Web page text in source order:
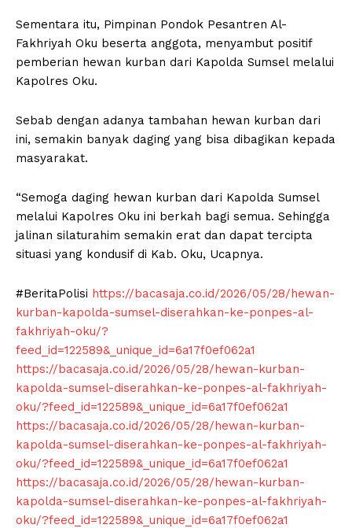
Sementara itu, Pimpinan Pondok Pesantren Al-
Fakhriyah Oku beserta anggota, menyambut positif
pemberian hewan kurban dari Kapolda Sumsel melalui
Kapolres Oku.
Sebab dengan adanya tambahan hewan kurban dari
ini, semakin banyak daging yang bisa dibagikan kepada
masyarakat.
“Semoga daging hewan kurban dari Kapolda Sumsel
melalui Kapolres Oku ini berkah bagi semua. Sehingga
jalinan silaturahim semakin erat dan dapat tercipta
situasi yang kondusif di Kab. Oku, Ucapnya.
#BeritaPolisi https://bacasaja.co.id/2026/05/28/hewan-
kurban-kapolda-sumsel-diserahkan-ke-ponpes-al-
fakhriyah-oku/?
feed_id=122589&_unique_id=6a17f0ef062a1
https://bacasaja.co.id/2026/05/28/hewan-kurban-
kapolda-sumsel-diserahkan-ke-ponpes-al-fakhriyah-
oku/?feed_id=122589&_unique_id=6a17f0ef062a1
https://bacasaja.co.id/2026/05/28/hewan-kurban-
kapolda-sumsel-diserahkan-ke-ponpes-al-fakhriyah-
oku/?feed_id=122589&_unique_id=6a17f0ef062a1
https://bacasaja.co.id/2026/05/28/hewan-kurban-
kapolda-sumsel-diserahkan-ke-ponpes-al-fakhriyah-
oku/?feed_id=122589&_unique_id=6a17f0ef062a1